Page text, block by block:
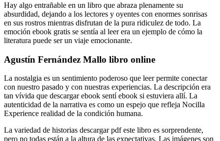
Hay algo entrañable en un libro que abraza plenamente su
absurdidad, dejando a los lectores y oyentes con enormes sonrisas
en sus rostros mientras disfrutan de la pura ridiculez de todo. La
emoción ebook gratis se sentía al leer era un ejemplo de cómo la
literatura puede ser un viaje emocionante.
Agustín Fernández Mallo libro online​
La nostalgia es un sentimiento poderoso que leer permite conectar
con nuestro pasado y con nuestras experiencias. La descripción era
tan vívida que descargar ebook sentí ebook si estuviera allí. La
autenticidad de la narrativa es como un espejo que refleja Nocilla
Experience realidad de la condición humana.
La variedad de historias descargar pdf este libro es sorprendente,
pero no todas están a la altura de las expectativas. Las imágenes son